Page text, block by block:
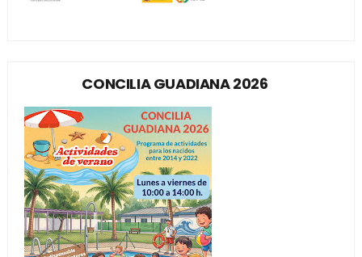
CONCILIA GUADIANA 2026